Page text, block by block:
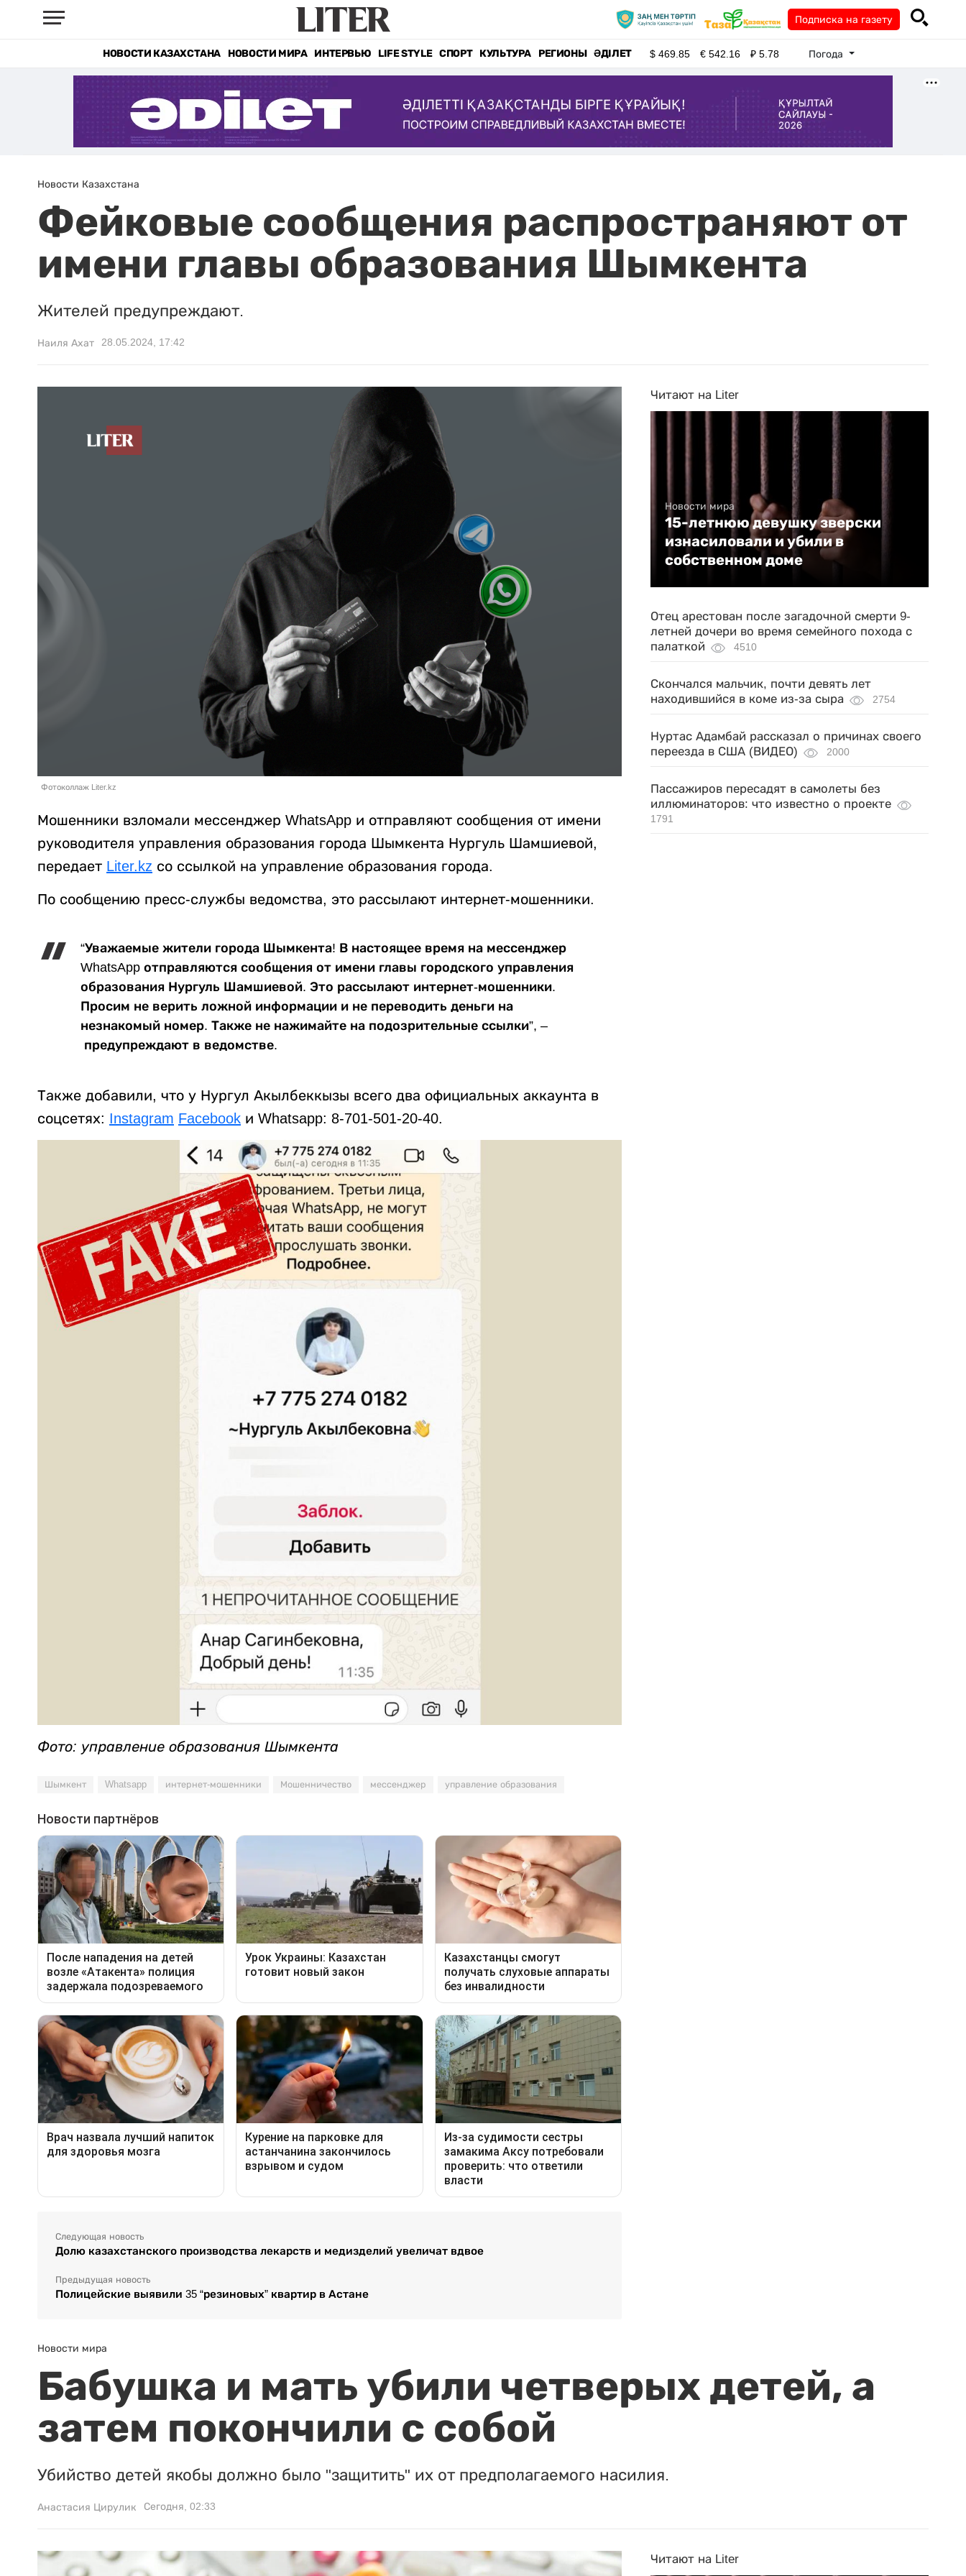
Подписка на газету
НОВОСТИ КАЗАХСТАНА НОВОСТИ МИРА ИНТЕРВЬЮ LIFE STYLE СПОРТ КУЛЬТУРА РЕГИОНЫ ӘДІЛЕТ $469.85 €542.16 ₽5.78 Погода
Новости Казахстана
Фейковые сообщения распространяют от
имени главы образования Шымкента
Жителей предупреждают.
Наиля Ахат 28.05.2024, 17:42
Фотоколлаж Liter.kz
Мошенники взломали мессенджер WhatsApp и отправляют сообщения от имени
руководителя управления образования города Шымкента Нургуль Шамшиевой,
передает Liter.kz со ссылкой на управление образования города.
По сообщению пресс-службы ведомства, это рассылают интернет-мошенники.
“Уважаемые жители города Шымкента! В настоящее время на мессенджер
WhatsApp отправляются сообщения от имени главы городского управления
образования Нургуль Шамшиевой. Это рассылают интернет-мошенники.
Просим не верить ложной информации и не переводить деньги на
незнакомый номер. Также не нажимайте на подозрительные ссылки”, –
предупреждают в ведомстве.
Также добавили, что у Нургул Акылбеккызы всего два официальных аккаунта в
соцсетях: Instagram Facebook и Whatsapp: 8-701-501-20-40.
Фото: управление образования Шымкента
Шымкент Whatsapp интернет-мошенники Мошенничество мессенджер управление образования
Следующая новость
Долю казахстанского производства лекарств и медизделий увеличат вдвое
Предыдущая новость
Полицейские выявили 35 “резиновых” квартир в Астане
Читают на Liter
Новости мира
15-летнюю девушку зверски
изнасиловали и убили в
собственном доме
Отец арестован после загадочной смерти 9-
летней дочери во время семейного похода с
палаткой
4510
Скончался мальчик, почти девять лет
находившийся в коме из-за сыра
2754
Нуртас Адамбай рассказал о причинах своего
переезда в США (ВИДЕО)
2000
Пассажиров пересадят в самолеты без
иллюминаторов: что известно о проекте
1791
Новости мира
Бабушка и мать убили четверых детей, а
затем покончили с собой
Убийство детей якобы должно было "защитить" их от предполагаемого насилия.
Анастасия Цирулик Сегодня, 02:33
Читают на Liter